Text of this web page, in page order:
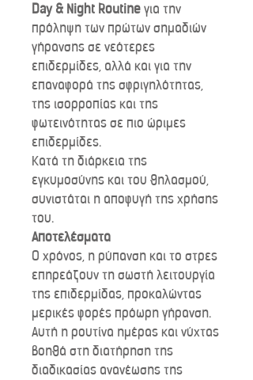
Day & Night Routineγια την
πρόληψη των πρώτων σημαδιών
γήρανσης σε νεότερες
επιδερμίδες, αλλά και για την
επαναφορά της σφριγηλότητας,
της ισορροπίας και της
φωτεινότητας σε πιο ώριμες
επιδερμίδες.
Κατά τη διάρκεια της
εγκυμοσύνης και του θηλασμού,
συνιστάται η αποφυγή της χρήσης
του.
Αποτελέσματα
Ο χρόνος, η ρύπανση και το στρες
επηρεάζουν τη σωστή λειτουργία
της επιδερμίδας, προκαλώντας
μερικές φορές πρόωρη γήρανση.
Αυτή η ρουτίνα ημέρας και νύχτας
βοηθά στη διατήρηση της
διαδικασίας ανανέωσης της